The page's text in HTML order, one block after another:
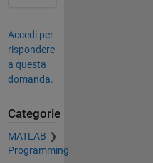
Accedi per
rispondere
a questa
domanda.
Categorie
MATLAB
Programming